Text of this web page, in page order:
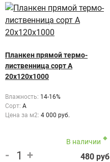
Планкен прямой термо-
лиственница сорт А
20х120х1000
Влажность: 14-16%
Сорт: A
Цена за м2: 4 000 руб.
В наличии
- + 480 руб